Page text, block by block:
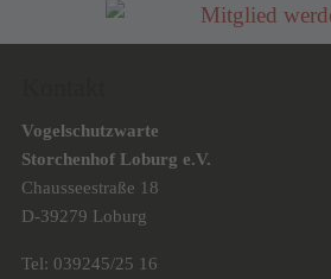
Vogelschutzwarte
Storchenhof Loburg e.V.
Chausseestraße 18
D-39279 Loburg
Tel: 039245/25 16